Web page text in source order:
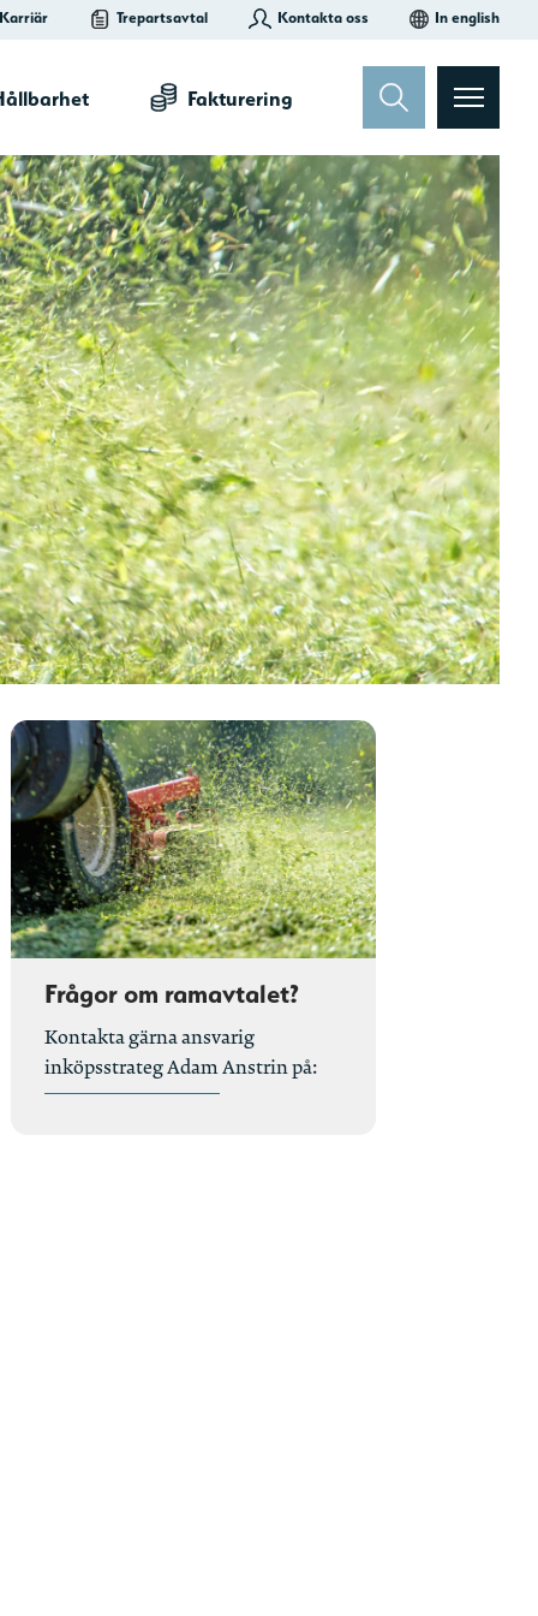
Karriär Trepartsavtal Kontakta oss In english
Fakturering
Frågor om ramavtalet?
Kontakta gärna ansvarig
inköpsstrateg Adam Anstrin på: